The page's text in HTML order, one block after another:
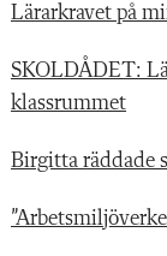
Lärarkravet på
SKOLDÅDET:
klassrummet
Birgitta räddade